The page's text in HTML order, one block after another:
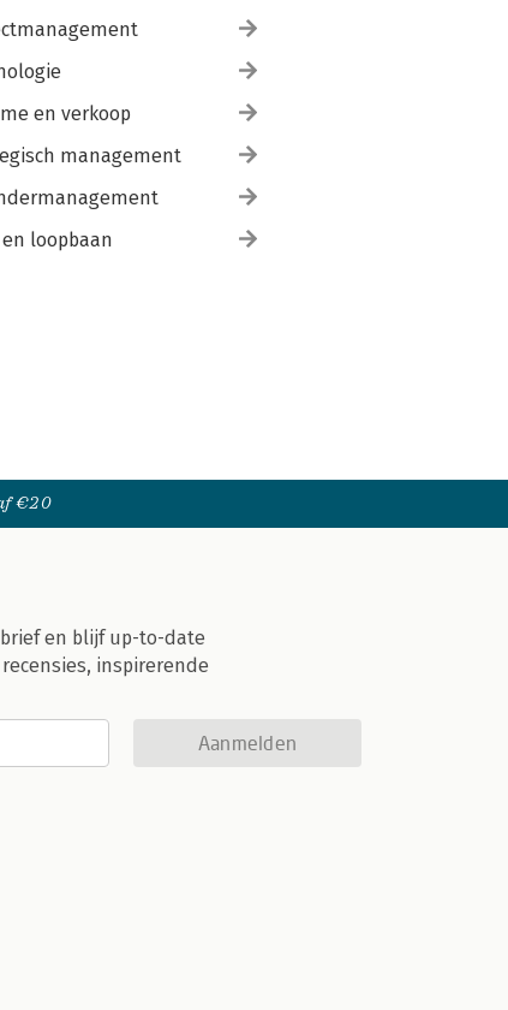
en verkoop
management
loopbaan
€20
en blijf up-to-date
inspirerende
Aanmelden